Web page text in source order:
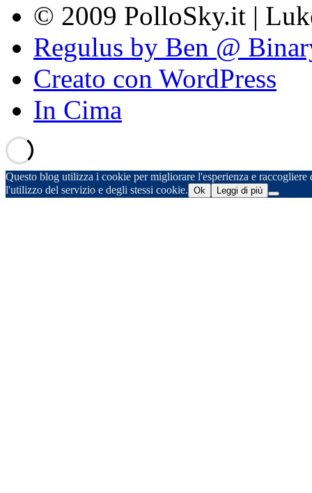
© 2009 PolloSky.it |
Regulus by Ben @
Creato con WordPress
In Cima
Questo blog utilizza i cookie per migliorare l'esperienza e
l'utilizzo del servizio e degli stessi cookie. Ok Leggi di più